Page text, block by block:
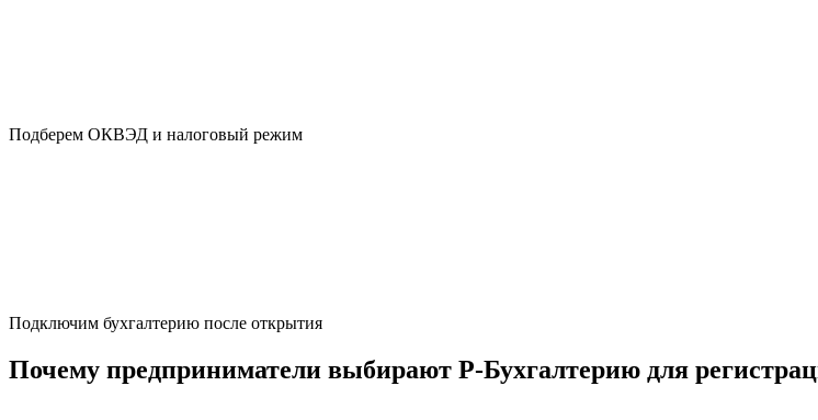
Подберем ОКВЭД и налоговый режим
Подключим бухгалтерию после открытия
Почему предприниматели выбирают Р-Бухгалтерию для